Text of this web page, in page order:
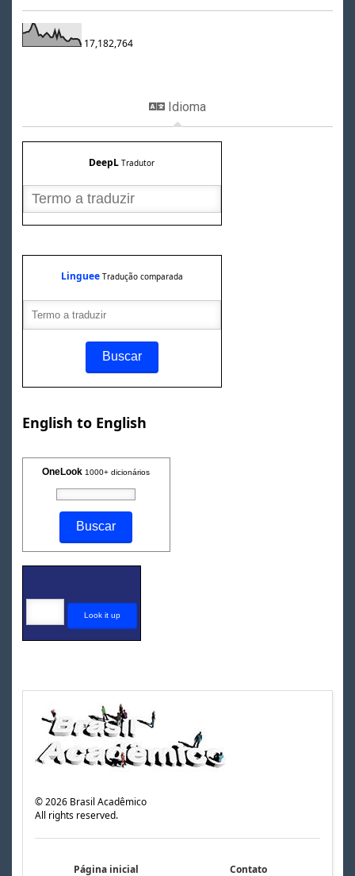
17,182,764
Idioma
DeepL Tradutor
Linguee Tradução comparada
English to English
OneLook 1000+ dicionários
©2026 Brasil Acadêmico
All rights reserved.
Página inicial Contato